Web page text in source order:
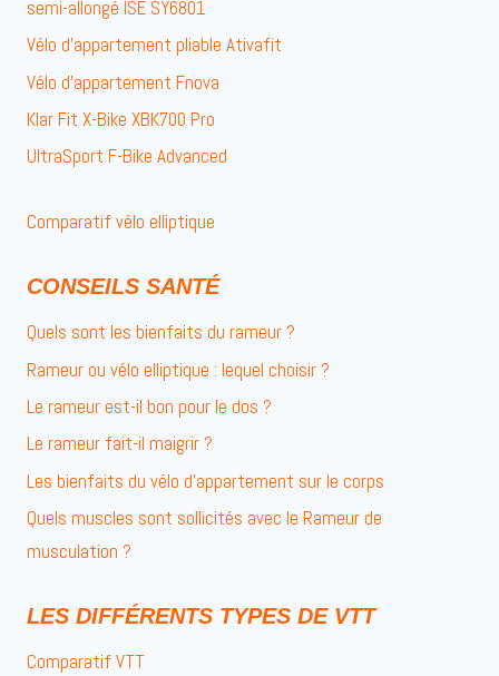
semi-allongé ISE SY6801
Vélo d’appartement pliable Ativafit
Vélo d’appartement Fnova
Klar Fit X-Bike XBK700 Pro
UltraSport F-Bike Advanced
Comparatif vélo elliptique
CONSEILS SANTÉ
Quels sont les bienfaits du rameur ?
Rameur ou vélo elliptique : lequel choisir ?
Le rameur est-il bon pour le dos ?
Le rameur fait-il maigrir ?
Les bienfaits du vélo d’appartement sur le corps
Quels muscles sont sollicités avec le Rameur de
musculation ?
LES DIFFÉRENTS TYPES DE VTT
Comparatif VTT